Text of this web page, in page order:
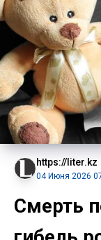
https://liter.kz
04 Июня 2026
Смерть